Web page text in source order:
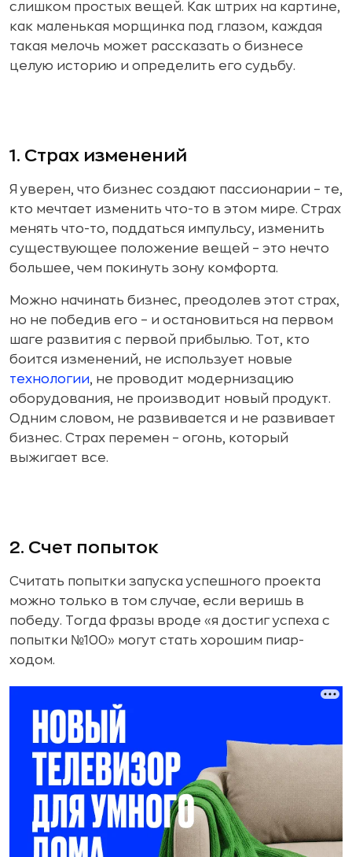
слишком простых вещей. Как штрих на картине,
как маленькая морщинка под глазом, каждая
такая мелочь может рассказать о бизнесе
целую историю и определить его судьбу.
1. Страх изменений
Я уверен, что бизнес создают пассионарии – те,
кто мечтает изменить что-то в этом мире. Страх
менять что-то, поддаться импульсу, изменить
существующее положение вещей – это нечто
большее, чем покинуть зону комфорта.
Можно начинать бизнес, преодолев этот страх,
но не победив его – и остановиться на первом
шаге развития с первой прибылью. Тот, кто
боится изменений, не использует новые
технологии, не проводит модернизацию
оборудования, не производит новый продукт.
Одним словом, не развивается и не развивает
бизнес. Страх перемен – огонь, который
выжигает все.
2. Счет попыток
Считать попытки запуска успешного проекта
можно только в том случае, если веришь в
победу. Тогда фразы вроде «я достиг успеха с
попытки №100» могут стать хорошим пиар-
ходом.